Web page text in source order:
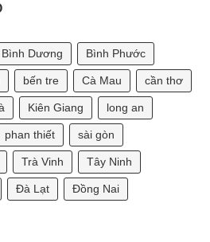
Bình Dương Bình Phước
bến tre Cà Mau cần thơ
Kiên Giang long an
phan thiết sài gòn
Trà Vinh Tây Ninh
Đà Lạt Đồng Nai